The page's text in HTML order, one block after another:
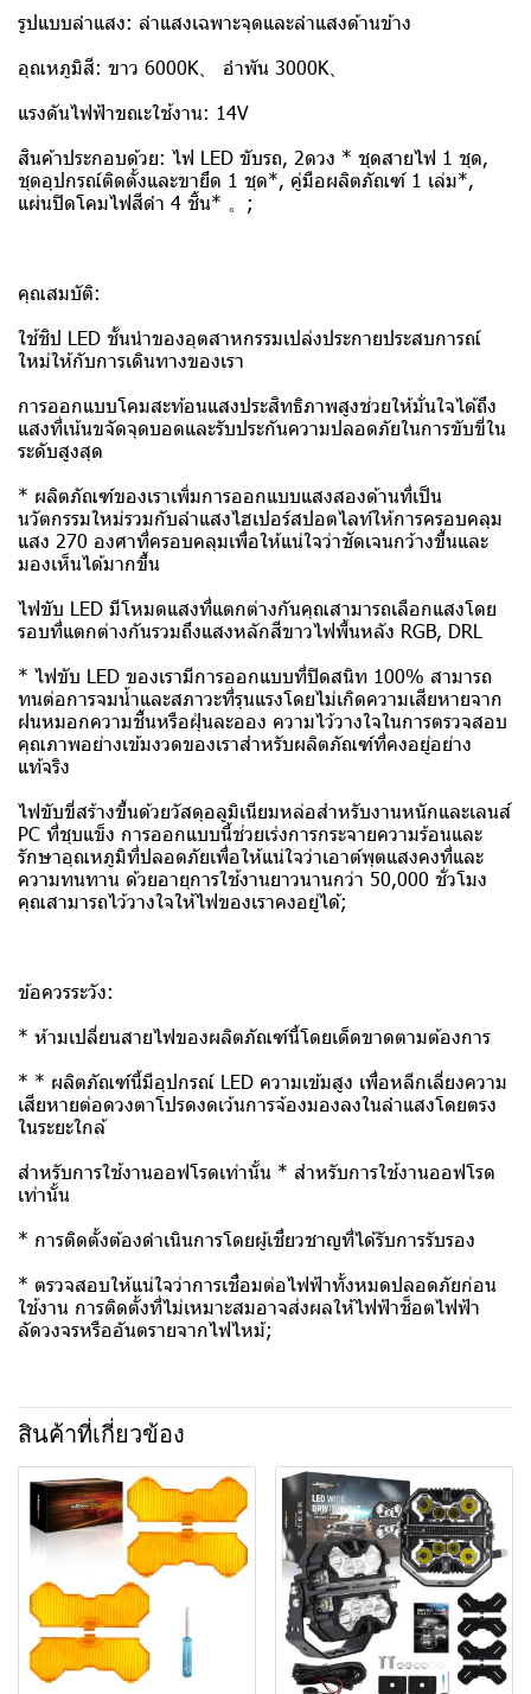
รูปแบบลำแสง: ลำแสงเฉพาะจุดและลำแสงด้านข้าง
อุณหภูมิสี: ขาว 6000K、 อำพัน 3000K、
แรงดันไฟฟ้าขณะใช้งาน: 14V
สินค้าประกอบด้วย: ไฟ LED ขับรถ, 2ดวง * ชุดสายไฟ 1 ชุด,
ชุดอุปกรณ์ติดตั้งและขายึด 1 ชุด*, คู่มือผลิตภัณฑ์ 1 เล่ม*,
แผ่นปิดโคมไฟสีดำ 4 ชิ้น* 。;
คุณสมบัติ:
ใช้ชิป LED ชั้นนำของอุตสาหกรรมเปล่งประกายประสบการณ์
ใหม่ให้กับการเดินทางของเรา
การออกแบบโคมสะท้อนแสงประสิทธิภาพสูงช่วยให้มั่นใจได้ถึง
แสงที่เน้นขจัดจุดบอดและรับประกันความปลอดภัยในการขับขี่ใน
ระดับสูงสุด
* ผลิตภัณฑ์ของเราเพิ่มการออกแบบแสงสองด้านที่เป็น
นวัตกรรมใหม่รวมกับลำแสงไฮเปอร์สปอตไลท์ให้การครอบคลุม
แสง 270 องศาที่ครอบคลุมเพื่อให้แน่ใจว่าชัดเจนกว้างขึ้นและ
มองเห็นได้มากขึ้น
ไฟขับ LED มีโหมดแสงที่แตกต่างกันคุณสามารถเลือกแสงโดย
รอบที่แตกต่างกันรวมถึงแสงหลักสีขาวไฟพื้นหลัง RGB, DRL
* ไฟขับ LED ของเรามีการออกแบบที่ปิดสนิท 100% สามารถ
ทนต่อการจมน้ำและสภาวะที่รุนแรงโดยไม่เกิดความเสียหายจาก
ฝนหมอกความชื้นหรือฝุ่นละออง ความไว้วางใจในการตรวจสอบ
คุณภาพอย่างเข้มงวดของเราสำหรับผลิตภัณฑ์ที่คงอยู่อย่าง
แท้จริง
ไฟขับขี่สร้างขึ้นด้วยวัสดุอลูมิเนียมหล่อสำหรับงานหนักและเลนส์
PC ที่ชุบแข็ง การออกแบบนี้ช่วยเร่งการกระจายความร้อนและ
รักษาอุณหภูมิที่ปลอดภัยเพื่อให้แน่ใจว่าเอาต์พุตแสงคงที่และ
ความทนทาน ด้วยอายุการใช้งานยาวนานกว่า 50,000 ชั่วโมง
คุณสามารถไว้วางใจให้ไฟของเราคงอยู่ได้;
ข้อควรระวัง:
* ห้ามเปลี่ยนสายไฟของผลิตภัณฑ์นี้โดยเด็ดขาดตามต้องการ
* * ผลิตภัณฑ์นี้มีอุปกรณ์ LED ความเข้มสูง เพื่อหลีกเลี่ยงความ
เสียหายต่อดวงตาโปรดงดเว้นการจ้องมองลงในลำแสงโดยตรง
ในระยะใกล้
สำหรับการใช้งานออฟโรดเท่านั้น * สำหรับการใช้งานออฟโรด
เท่านั้น
* การติดตั้งต้องดำเนินการโดยผู้เชี่ยวชาญที่ได้รับการรับรอง
* ตรวจสอบให้แน่ใจว่าการเชื่อมต่อไฟฟ้าทั้งหมดปลอดภัยก่อน
ใช้งาน การติดตั้งที่ไม่เหมาะสมอาจส่งผลให้ไฟฟ้าช็อตไฟฟ้า
ลัดวงจรหรืออันตรายจากไฟไหม้;
สินค้าที่เกี่ยวข้อง